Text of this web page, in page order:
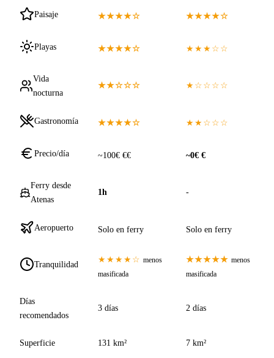
Paisaje ★★★★☆ ★★★★☆
Playas ★★★★☆ ★★★☆☆
Vida
nocturna
★★☆☆☆ ★☆☆☆☆
Gastronomía ★★★★☆ ★★☆☆☆
Precio/día ~100€ €€ ~0€ €
Ferry desde
Atenas
1h -
Aeropuerto Solo en ferry Solo en ferry
Tranquilidad ★★★★☆ menos
masificada
★★★★★ menos
masificada
Días
recomendados
3 días 2 días
Superficie 131 km² 7 km²